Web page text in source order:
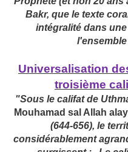
Bakr, que le texte
intégralité dans
Universalisation
troisième
"Sous le califat de
Mouhamad sal Allah
(644-656), le
considérablement